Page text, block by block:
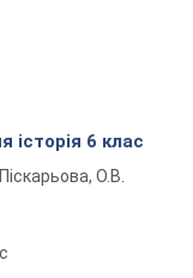
історія 6 клас
Піскарьова, О.В.